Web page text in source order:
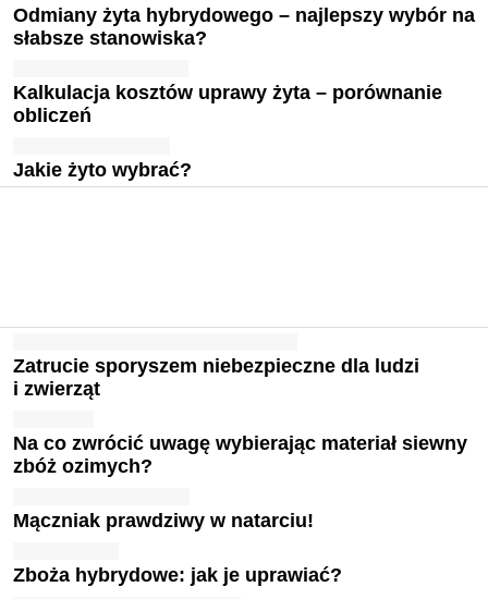
Odmiany żyta hybrydowego – najlepszy wybór na
słabsze stanowiska?
Kalkulacja kosztów uprawy żyta – porównanie
obliczeń
Jakie żyto wybrać?
Zatrucie sporyszem niebezpieczne dla ludzi
i zwierząt
Na co zwrócić uwagę wybierając materiał siewny
zbóż ozimych?
Mączniak prawdziwy w natarciu!
Zboża hybrydowe: jak je uprawiać?